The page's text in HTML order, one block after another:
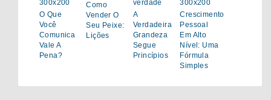
O Que
Você
Comunica
Vale A
Pena?
Como
Vender O
Seu Peixe:
Lições
A
Verdadeira
Grandeza
Segue
Princípios
Crescimento
Pessoal
Em Alto
Nível: Uma
Fórmula
Simples